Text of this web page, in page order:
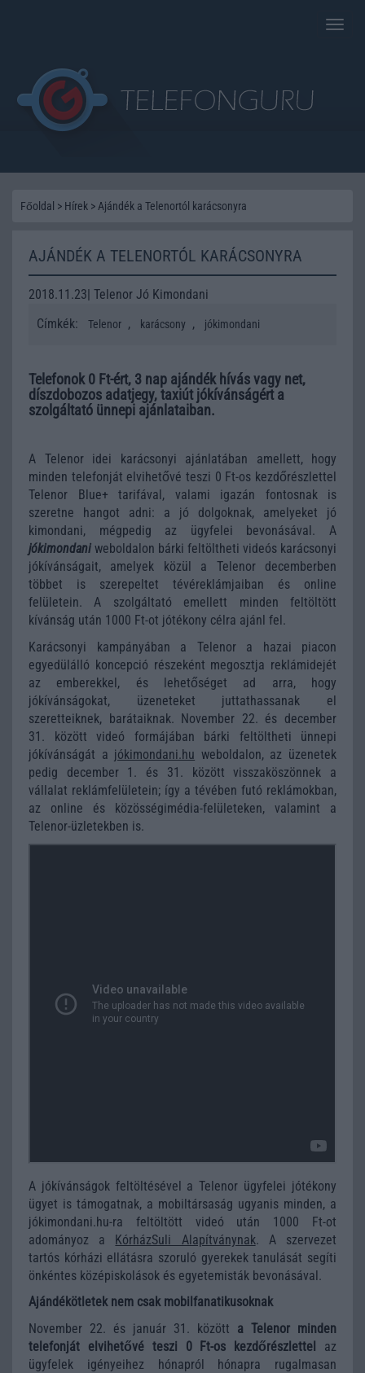
Toggle
Főoldal > Hírek > Ajándék a Telenortól karácsonyra
AJÁNDÉK A TELENORTÓL KARÁCSONYRA
2018.11.23| Telenor Jó Kimondani
Címkék:
Telenor , karácsony , jókimondani
Telefonok 0 Ft-ért, 3 nap ajándék hívás vagy net,
díszdobozos adatjegy, taxiút jókívánságért a
szolgáltató ünnepi ajánlataiban.
A Telenor idei karácsonyi ajánlatában amellett, hogy
minden telefonját elvihetővé teszi 0 Ft-os kezdőrészlettel
Telenor Blue+ tarifával, valami igazán fontosnak is
szeretne hangot adni: a jó dolgoknak, amelyeket jó
kimondani, mégpedig az ügyfelei bevonásával. A
jókimondani weboldalon bárki feltöltheti videós karácsonyi
jókívánságait, amelyek közül a Telenor decemberben
többet is szerepeltet tévéreklámjaiban és online
felületein. A szolgáltató emellett minden feltöltött
kívánság után 1000 Ft-ot jótékony célra ajánl fel.
Karácsonyi kampányában a Telenor a hazai piacon
egyedülálló koncepció részeként megosztja reklámidejét
az emberekkel, és lehetőséget ad arra, hogy
jókívánságokat, üzeneteket juttathassanak el
szeretteiknek, barátaiknak. November 22. és december
31. között videó formájában bárki feltöltheti ünnepi
jókívánságát a jókimondani.hu weboldalon, az üzenetek
pedig december 1. és 31. között visszaköszönnek a
vállalat reklámfelületein; így a tévében futó reklámokban,
az online és közösségimédia-felületeken, valamint a
Telenor-üzletekben is.
A jókívánságok feltöltésével a Telenor ügyfelei jótékony
ügyet is támogatnak, a mobiltársaság ugyanis minden, a
jókimondani.hu-ra feltöltött videó után 1000 Ft-ot
adományoz a KórházSuli Alapítványnak. A szervezet
tartós kórházi ellátásra szoruló gyerekek tanulását segíti
önkéntes középiskolások és egyetemisták bevonásával.
Ajándékötletek nem csak mobilfanatikusoknak
November 22. és január 31. között a Telenor minden
telefonját elvihetővé teszi 0 Ft-os kezdőrészlettel
az
ügyfelek igényeihez hónapról hónapra rugalmasan